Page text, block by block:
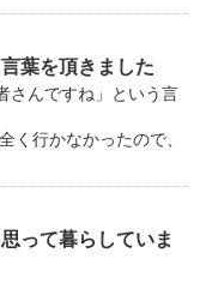
葉を頂きました
さんですね」という言
く行かなかったので、
って暮らしていま